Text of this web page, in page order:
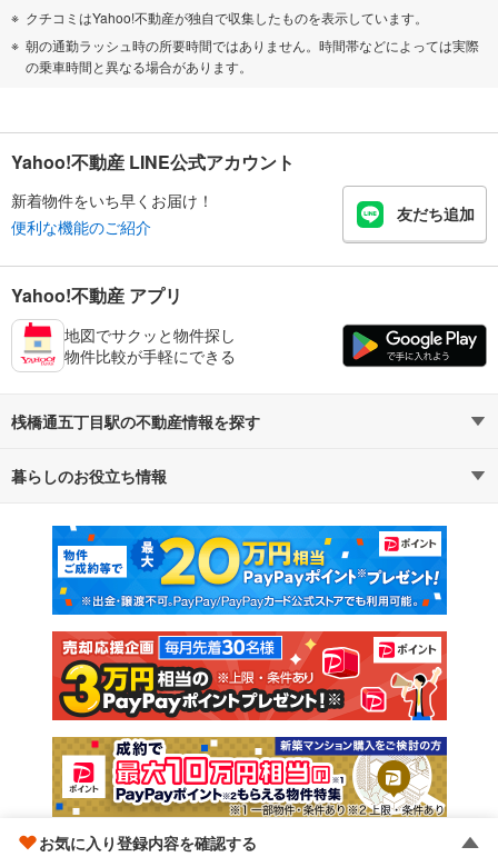
クチコミはYahoo!不動産が独自で収集したものを表示しています。
朝の通勤ラッシュ時の所要時間ではありません。時間帯などによっては実際
の乗車時間と異なる場合があります。
お気に入り登録内容を確認する
Yahoo!不動産 LINE公式アカウント
新着物件をいち早くお届け！
便利な機能のご紹介
友だち追加
Yahoo!不動産 アプリ
地図でサクッと物件探し
物件比較が手軽にできる
桟橋通五丁目駅の不動産情報を探す
不動産・住宅
新築マンション 中古マンション
新築一戸建て 中古一戸建て
注文住宅 土地
売却査定
暮らしのお役立ち情報
マンションカタログ 教えて！住まいの先生